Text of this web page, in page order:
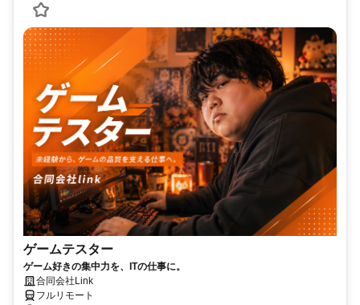
ゲームテスター
ゲーム好きの集中力を、ITの仕事に。
合同会社Link
フルリモート